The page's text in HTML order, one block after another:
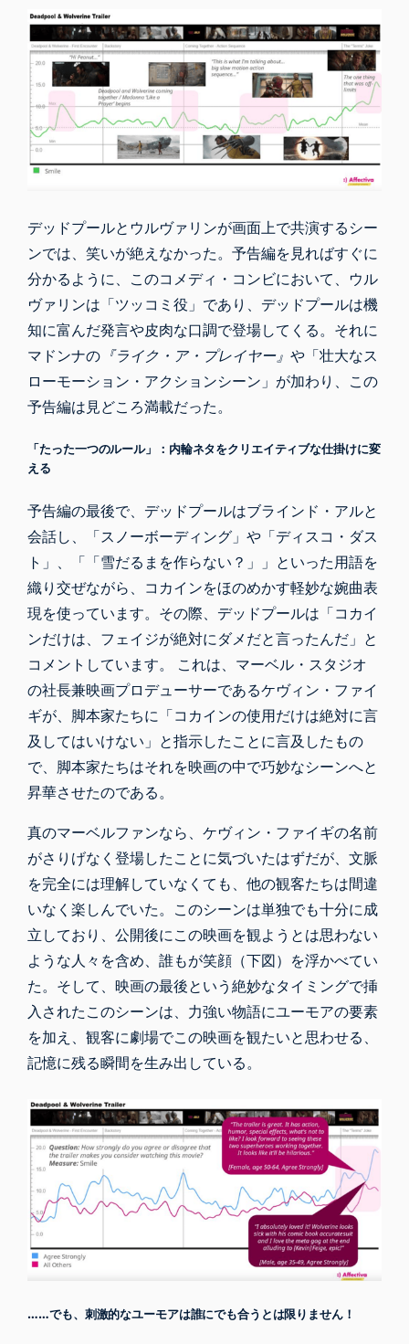
デッドプールとウルヴァリンが画面上で共演するシー
ンでは、笑いが絶えなかった。予告編を見ればすぐに
分かるように、このコメディ・コンビにおいて、ウル
ヴァリンは「ツッコミ役」であり、デッドプールは機
知に富んだ発言や皮肉な口調で登場してくる。それに
マドンナの 『ライク・ア・プレイヤー』や「壮大なス
ローモーション・アクションシーン」が加わり、この
予告編は見どころ満載だった。
「たった一つのルール」：内輪ネタをクリエイティブな仕掛けに変
える
予告編の最後で、デッドプールはブラインド・アルと
会話し、「スノーボーディング」や「ディスコ・ダス
ト」、「「雪だるまを作らない？」」といった用語を
織り交ぜながら、コカインをほのめかす軽妙な婉曲表
現を使っています。その際、デッドプールは「コカイ
ンだけは、フェイジが絶対にダメだと言ったんだ」と
コメントしています。 これは、マーベル・スタジオ
の社長兼映画プロデューサーであるケヴィン・ファイ
ギが、脚本家たちに「コカインの使用だけは絶対に言
及してはいけない 」と指示したことに言及したもの
で、脚本家たちはそれを映画の中で巧妙なシーンへと
昇華させたのである。
真のマーベルファンなら、ケヴィン・ファイギの名前
がさりげなく登場したことに気づいたはずだが、文脈
を完全には理解していなくても、他の観客たちは間違
いなく楽しんでいた。このシーンは単独でも十分に成
立しており、公開後にこの映画を観ようとは思わない
ような人々を含め、誰もが笑顔（下図）を浮かべてい
た。そして、映画の最後という絶妙なタイミングで挿
入されたこのシーンは、力強い物語にユーモアの要素
を加え、観客に劇場でこの映画を観たいと思わせる、
記憶に残る瞬間を生み出している。
……でも、 刺激的なユーモアは誰にでも合うとは限りません！